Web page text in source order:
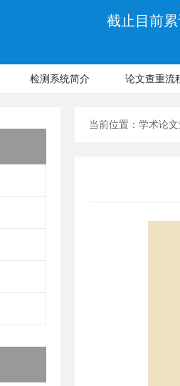
截止目前
检测系统简介 论文查重流
当前位置： 学术论